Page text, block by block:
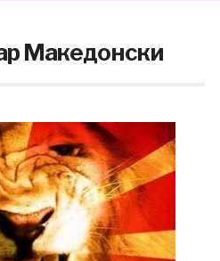
Македонски